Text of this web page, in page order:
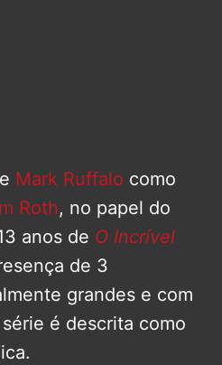
Mark Ruffalo como
Roth, no papel do
anos de O Incrível
de 3
grandes e com
é descrita como